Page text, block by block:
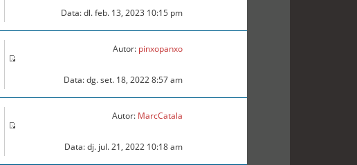
Data: dl. feb. 13, 2023 10:15 pm
Autor: pinxopanxo
Data: dg. set. 18, 2022 8:57 am
Autor: MarcCatala
Data: dj. jul. 21, 2022 10:18 am